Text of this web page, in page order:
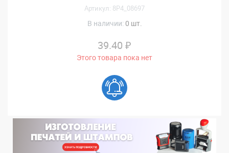
Артикул: 8Р4_08697
В наличии: 0 шт.
39.40 ₽
Этого товара пока нет